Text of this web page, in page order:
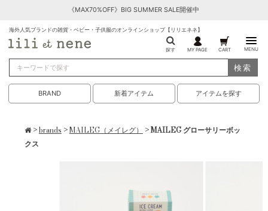
《MAX70%OFF》BIG SUMMER SALE開催中
海外人気ブランドの雑貨・ベビー・子供服のオンラインショップ【リリエネネ】
探す MY PAGE CART MENU
検索
BRAND 新着アイテム アイテムを探す
>brands >MAILEG（メイレグ） > MAILEG グローサリーボッ
クス